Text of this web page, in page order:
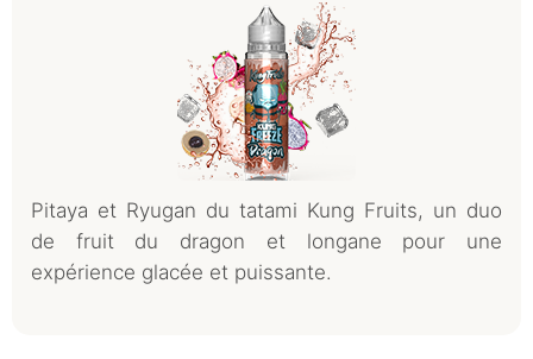
Pitaya et Ryugan du tatami Kung Fruits, un duo
de fruit du dragon et longane pour une
expérience glacée et puissante.